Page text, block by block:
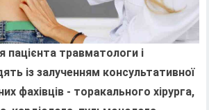
пацієнта травматологи і
із залученням консультативної
фахівців - торакального хірурга,